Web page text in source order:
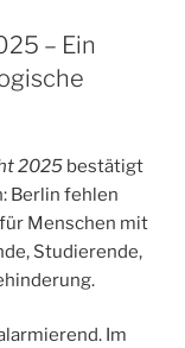
– Ein
2025 bestätigt
Berlin fehlen
Menschen mit
Studierende,
Im